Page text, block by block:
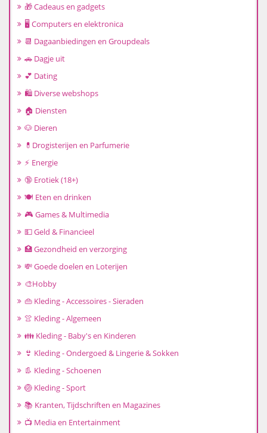
🎁 Cadeaus en gadgets
🖥️ Computers en elektronica
📆 Dagaanbiedingen en Groupdeals
🚗 Dagje uit
💕 Dating
🛍️ Diverse webshops
🏠 Diensten
🐶 Dieren
💊Drogisterijen en Parfumerie
⚡ Energie
🔞 Erotiek (18+)
🍽️ Eten en drinken
🎮 Games & Multimedia
💵 Geld & Financieel
🏥 Gezondheid en verzorging
💸 Goede doelen en Loterijen
🎨Hobby
👜 Kleding - Accessoires - Sieraden
👚 Kleding - Algemeen
👪 Kleding - Baby's en Kinderen
👙 Kleding - Ondergoed & Lingerie & Sokken
👢 Kleding - Schoenen
🏐 Kleding - Sport
📚 Kranten, Tijdschriften en Magazines
📺 Media en Entertainment